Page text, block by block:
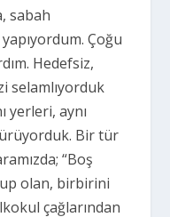
sabah
Çoğu
Hedefsiz,
selamlıyorduk
yerleri, aynı
Bir tür
“Boş
olan, birbirini
çağlarından